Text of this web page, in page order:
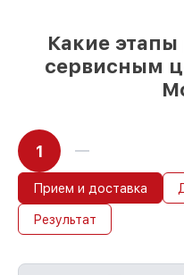
работ за
приступает к
Какие
сервисным
1
Прием и доставка
Результат